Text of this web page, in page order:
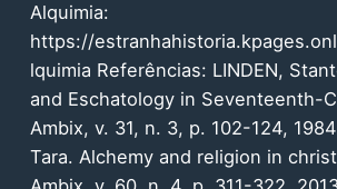
Alquimia:
https://
lquimia Referências: LINDEN,
and Eschatology in Seventeenth-
Ambix, v. 31, n. 3, p. 102-124,
Tara. Alchemy and religion in